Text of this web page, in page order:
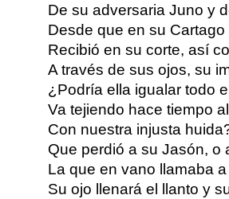
De su adversaria Juno y
Desde que en su
Recibió en su corte, así
A través de sus ojos, su
¿Podría ella igualar todo
Va tejiendo hace tiempo
Con nuestra injusta
Que perdió a su Jasón, o
La que en vano llamaba
Su ojo llenará el llanto y